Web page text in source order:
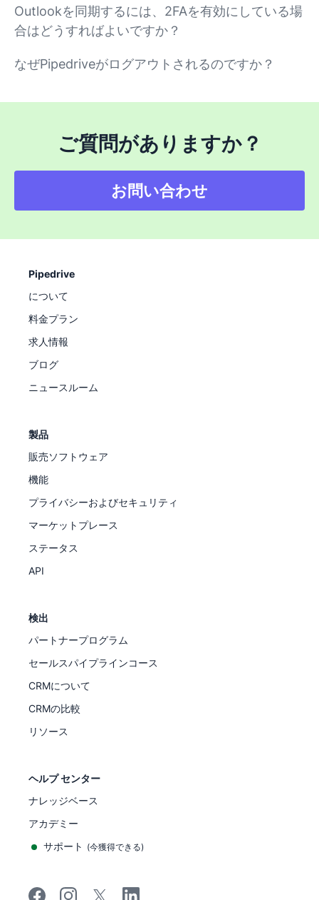
Outlookを同期するには、2FAを有効にしている場
合はどうすればよいですか？
なぜPipedriveがログアウトされるのですか？
ご質問がありますか？
お問い合わせ
Pipedrive
について
料金プラン
求人情報
ブログ
ニュースルーム
製品
販売ソフトウェア
機能
プライバシーおよびセキュリティ
マーケットプレース
ステータス
API
検出
パートナープログラム
セールスパイプラインコース
CRMについて
CRMの比較
リソース
ヘルプ センター
ナレッジベース
アカデミー
サポート (今獲得できる)